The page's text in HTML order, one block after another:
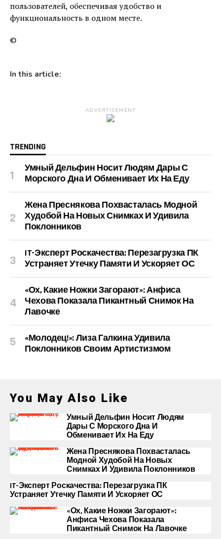
пользователей, обеспечивая удобство и
функциональность в одном месте.
©
In this article:
ADVERTISEMENT
TRENDING
Умный Дельфин Носит Людям Дары С
Морского Дна И Обменивает Их На Еду
Жена Преснякова Похвасталась Модной
Худобой На Новых Снимках И Удивила
Поклонников
IT-Эксперт Роскачества: Перезагрузка ПК
Устраняет Утечку Памяти И Ускоряет ОС
«Ох, Какие Ножки Загорают»: Анфиса
Чехова Показала Пикантный Снимок На
Лавочке
«Молодец!»: Лиза Галкина Удивила
Поклонников Своим Артистизмом
You May Also Like
Умный Дельфин Носит Людям
Дары С Морского Дна И
Обменивает Их На Еду
Жена Преснякова Похвасталась
Модной Худобой На Новых
Снимках И Удивила Поклонников
IT-Эксперт Роскачества: Перезагрузка ПК
Устраняет Утечку Памяти И Ускоряет ОС
«Ох, Какие Ножки Загорают»:
Анфиса Чехова Показала
Пикантный Снимок На Лавочке